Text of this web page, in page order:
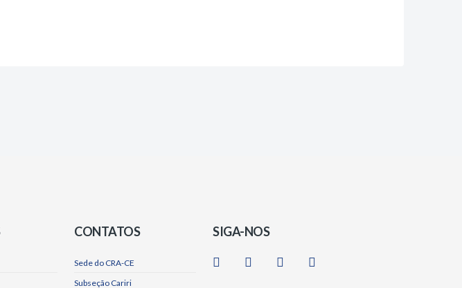
CONTATOS
Sede do CRA-CE
Subseção Cariri
SIGA-NOS